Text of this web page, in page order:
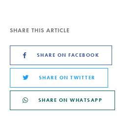
SHARE THIS ARTICLE
SHARE ON FACEBOOK
SHARE ON TWITTER
SHARE ON WHATSAPP